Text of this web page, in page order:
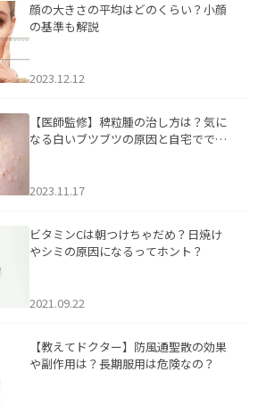
顔の大きさの平均はどのくらい？小顔
の基準も解説
2023.12.12
【医師監修】稗粒腫の治し方は？気に
なる白いブツブツの原因と自宅ででき
2023.11.17
ビタミンCは朝つけちゃだめ？日焼け
やシミの原因になるってホント？
2021.09.22
【教えてドクター】防風通聖散の効果
や副作用は？長期服用は危険なの？